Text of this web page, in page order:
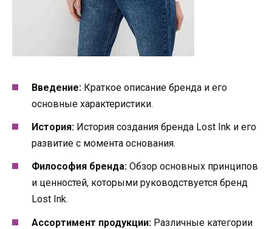
Введение: Краткое описание бренда и его
основные характеристики.
История: История создания бренда Lost Ink и его
развитие с момента основания.
Философия бренда: Обзор основных принципов
и ценностей, которыми руководствуется бренд
Lost Ink.
Ассортимент продукции: Различные категории